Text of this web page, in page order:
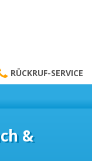
RÜCKRUF-SERVICE
&